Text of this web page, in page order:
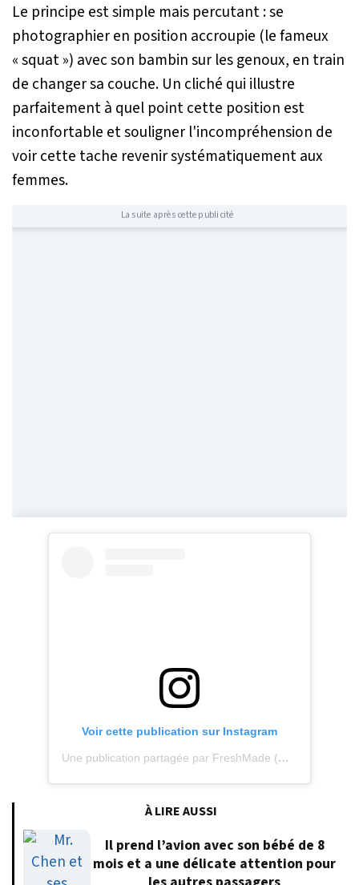
Le principe est simple mais percutant : se
photographier en position accroupie (le fameux
« squat ») avec son bambin sur les genoux, en train
de changer sa couche. Un cliché qui illustre
parfaitement à quel point cette position est
inconfortable et souligner l'incompréhension de
voir cette tache revenir systématiquement aux
femmes.
La suite après cette publicité
Voir cette publication sur Instagram
Une publication partagée par FreshMade (@freshprince305)
À LIRE AUSSI
Il prend l’avion avec son bébé de 8
mois et a une délicate attention pour